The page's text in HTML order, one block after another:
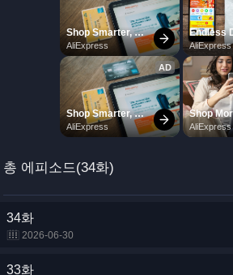
총 에피소드(34화)
34화
2026-06-30
33화